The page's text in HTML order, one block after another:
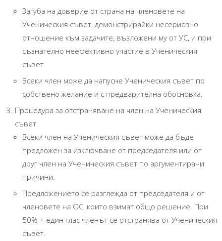
Загуба на доверие от страна на членовете на
Ученическия съвет, демонстрирайки несериозно
отношение към задачите, възложени му от УС, и при
съзнателно неефективно участие в Ученическия
съвет
Всеки член може да напусне Ученическия съвет по
собствено желание и с предварителна обосновка.
Процедура за отстраняване на член на Ученическия
съвет
Всеки член на Ученическия съвет може да бъде
предложен за изключване от председателя или от
друг член на Ученическия съвет по аргументирани
причини.
Предложението се разглежда от председателя и от
членовете на ОС, които взимат общо решение. При
50% + един глас членът се отстранява от Ученическия
съвет.